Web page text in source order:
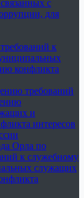
с
для
к
конфликта
требований
и
интересов
Орла по
к служебному
служащих